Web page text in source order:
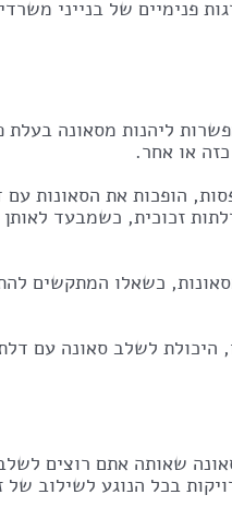
של בנייני
ליהנות מסאונה
או אחר.
הופכות את הסאונות
זכוכית, כשמבעד
כשאלו המתקשים
לשלב סאונה עם
שאותה אתם רוצים
בכל הנוגע לשילוב של